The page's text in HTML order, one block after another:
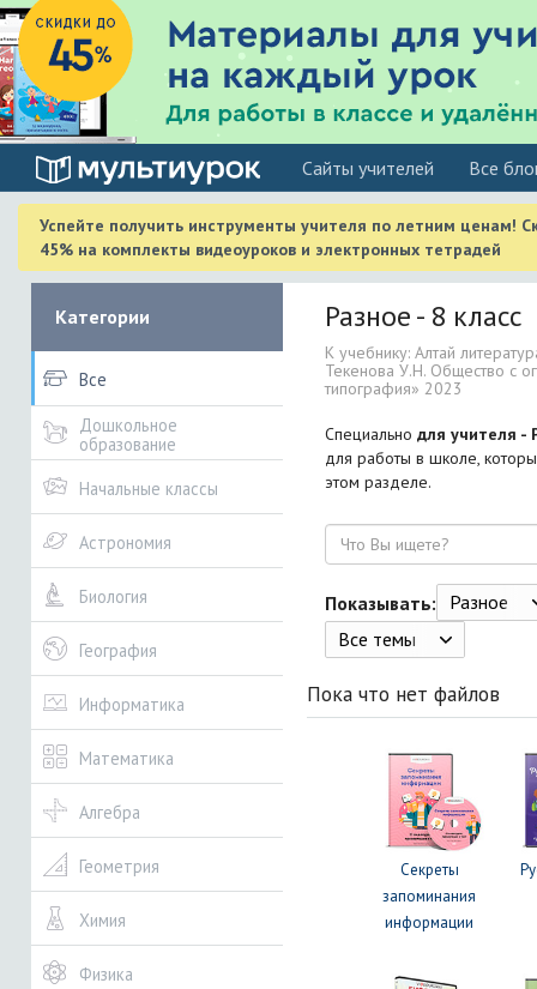
Cайты учителей Все
Успейте получить инструменты учителя по летним ценам!
45% на комплекты видеоуроков и электронных тетрадей
Категории
Все
Дошкольное
образование
Начальные классы
Астрономия
Биология
География
Информатика
Математика
Алгебра
Геометрия
Химия
Физика
Разное - 8 класс
К учебнику: Алтай
Текенова У.Н. Общество с
типография» 2023
Специально для учителя -
для работы в школе,
этом разделе.
Поиск
Показывать:
Разное
Все темы
Пока что нет файлов
Секреты
запоминания
информации